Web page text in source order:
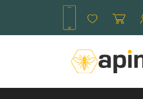
περιεχόμενο